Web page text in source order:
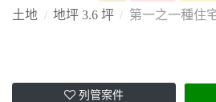
土地 地坪 3.6 坪 第一之一種住
列管案件